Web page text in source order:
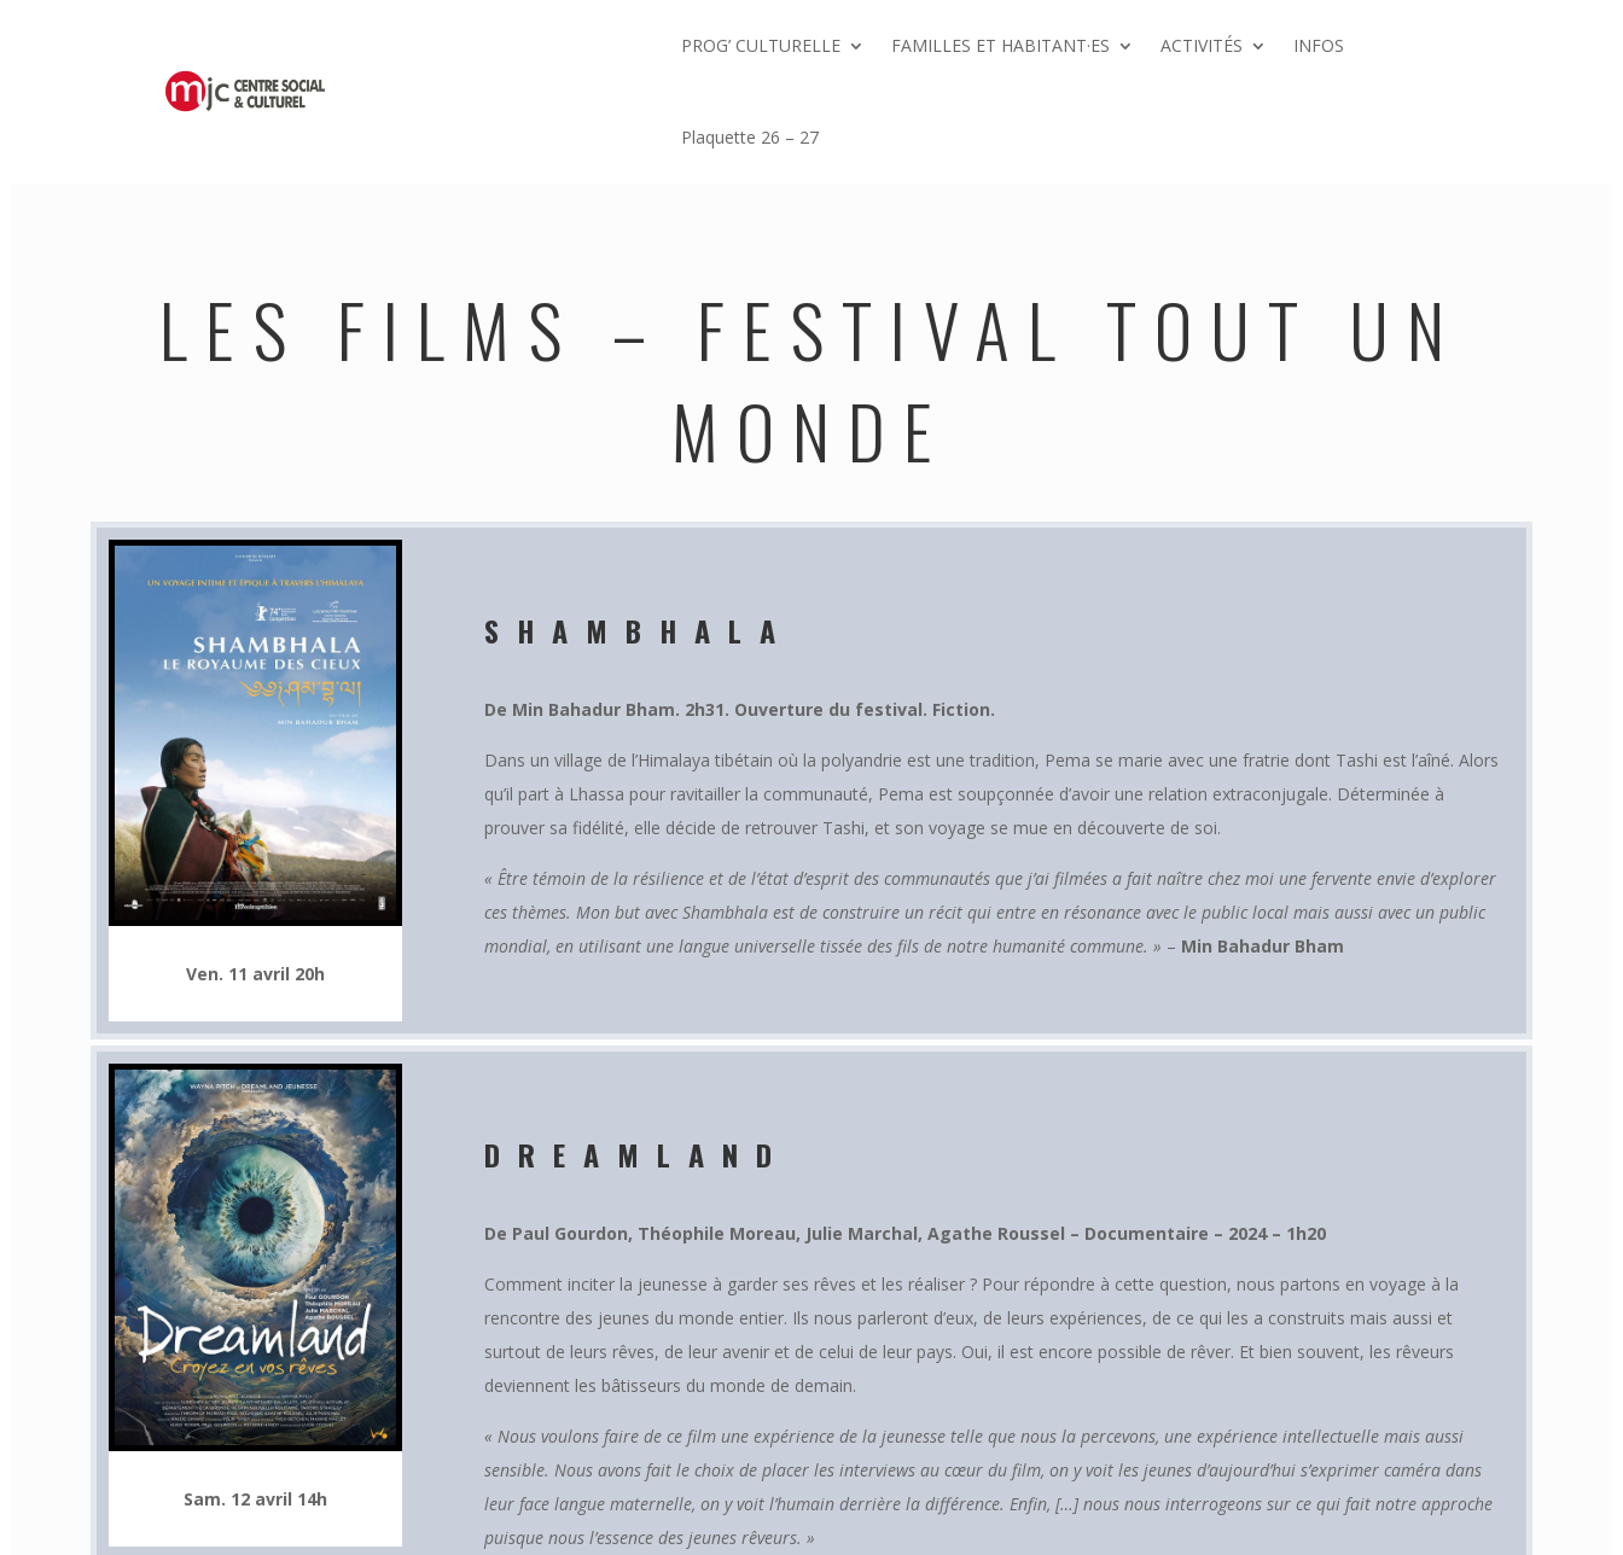
PROG’ CULTURELLE FAMILLES ET HABITANT·ES ACTIVITÉS INFOS
Plaquette 26 – 27
LES FILMS – FESTIVAL TOUT UN
MONDE
Ven. 11 avril 20h
SHAMBHALA
De Min Bahadur Bham. 2h31. Ouverture du festival. Fiction.
Dans un village de l’Himalaya tibétain où la polyandrie est une tradition, Pema se marie avec une fratrie dont Tashi est l’aîné. Alors
qu’il part à Lhassa pour ravitailler la communauté, Pema est soupçonnée d’avoir une relation extraconjugale. Déterminée à
prouver sa fidélité, elle décide de retrouver Tashi, et son voyage se mue en découverte de soi.
« Être témoin de la résilience et de l’état d’esprit des communautés que j’ai filmées a fait naître chez moi une fervente envie d’explorer
ces thèmes. Mon but avec Shambhala est de construire un récit qui entre en résonance avec le public local mais aussi avec un public
mondial, en utilisant une langue universelle tissée des fils de notre humanité commune. » – Min Bahadur Bham
Sam. 12 avril 14h
DREAMLAND
De Paul Gourdon, Théophile Moreau, Julie Marchal, Agathe Roussel – Documentaire – 2024 – 1h20
Comment inciter la jeunesse à garder ses rêves et les réaliser ? Pour répondre à cette question, nous partons en voyage à la
rencontre des jeunes du monde entier. Ils nous parleront d’eux, de leurs expériences, de ce qui les a construits mais aussi et
surtout de leurs rêves, de leur avenir et de celui de leur pays. Oui, il est encore possible de rêver. Et bien souvent, les rêveurs
deviennent les bâtisseurs du monde de demain.
« Nous voulons faire de ce film une expérience de la jeunesse telle que nous la percevons, une expérience intellectuelle mais aussi
sensible. Nous avons fait le choix de placer les interviews au cœur du film, on y voit les jeunes d’aujourd’hui s’exprimer caméra dans
leur face langue maternelle, on y voit l’humain derrière la différence. Enfin, […] nous nous interrogeons sur ce qui fait notre approche
puisque nous l’essence des jeunes rêveurs. »